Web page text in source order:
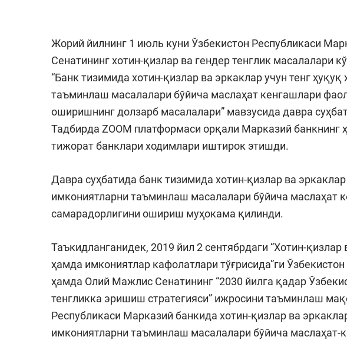
Жорий йилнинг 1 июль куни Ўзбекистон Республикаси
Сенатининг хотин-қизлар ва гендер тенглик масалалари
“Банк тизимида хотин-қизлар ва эркаклар учун тенг
таъминлаш масалалари бўйича маслаҳат кенгашлари
оширишнинг долзарб масалалари” мавзусида давра
Тадбирда ZOOM платформаси орқали Марказий
тижорат банклари ходимлари иштирок этишди.
Давра суҳбатида банк тизимида хотин-қизлар ва
имкониятларни таъминлаш масалалари бўйича маслаҳат
самарадорлигини ошириш муҳокама қилинди.
Таъкидланганидек, 2019 йил 2 сентябрдаги “Хотин-қизлар
ҳамда имкониятлар кафолатлари тўғрисида”ги
ҳамда Олий Мажлис Сенатининг “2030 йилга қадар
тенгликка эришиш стратегияси” ижросини таъминлаш
Республикаси Марказий банкида хотин-қизлар ва
имкониятларни таъминлаш масалалари бўйича маслаҳат-